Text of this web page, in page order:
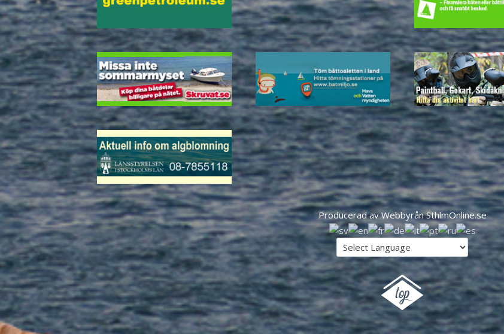
Producerad av Webbyrån SthlmOnline.se